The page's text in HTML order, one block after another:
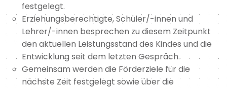
festgelegt.
Erziehungsberechtigte, Schüler/-innen und
Lehrer/-innen besprechen zu diesem Zeitpunkt
den aktuellen Leistungsstand des Kindes und die
Entwicklung seit dem letzten Gespräch.
Gemeinsam werden die Förderziele für die
nächste Zeit festgelegt sowie über die